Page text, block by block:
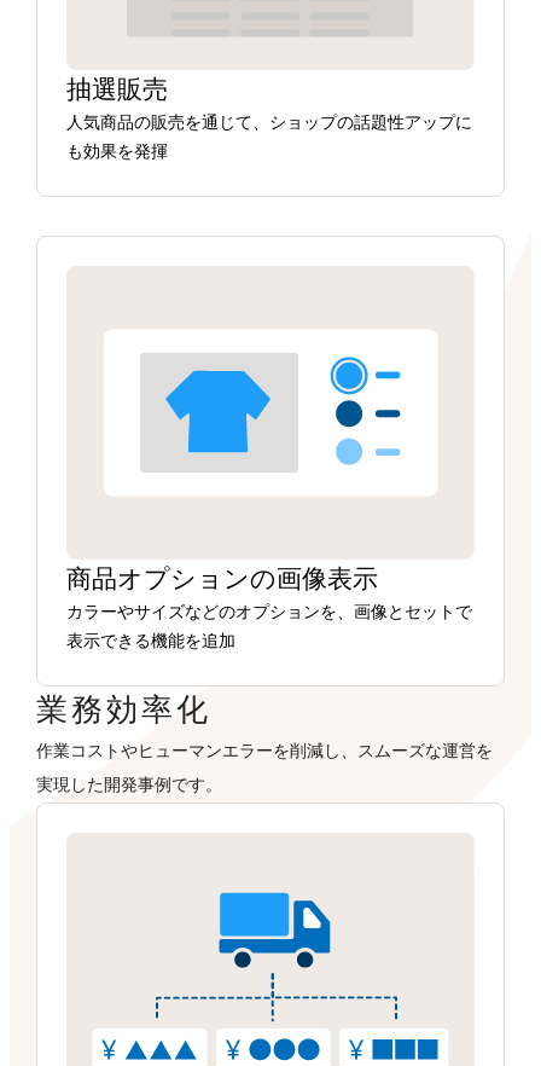
抽選販売
人気商品の販売を通じて、ショップの話題性アップに
も効果を発揮
商品オプションの画像表示
カラーやサイズなどのオプションを、画像とセットで
表示できる機能を追加
業務効率化
作業コストやヒューマンエラーを削減し、スムーズな運営を
実現した開発事例です。